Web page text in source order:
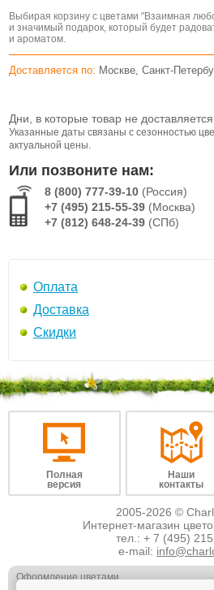
Выбирая корзину с цветами "Взаимная
и значимый подарок, который будет
и ароматом.
Доставляется по: Москве, Санкт-
Дни, в которые товар не
Указанные даты связаны с сезонностью
актуальной цены.
Или позвоните нам:
8 (800) 777-39-10 (Россия)
+7 (495) 215-55-39 (Москва)
+7 (812) 648-24-39 (СПб)
Оплата
Доставка
Скидки
Полная
версия
Наши
контакты
2005-2026 ©
Интернет-магазин
тел.: + 7 (495)
e-mail:
Оформление цветами